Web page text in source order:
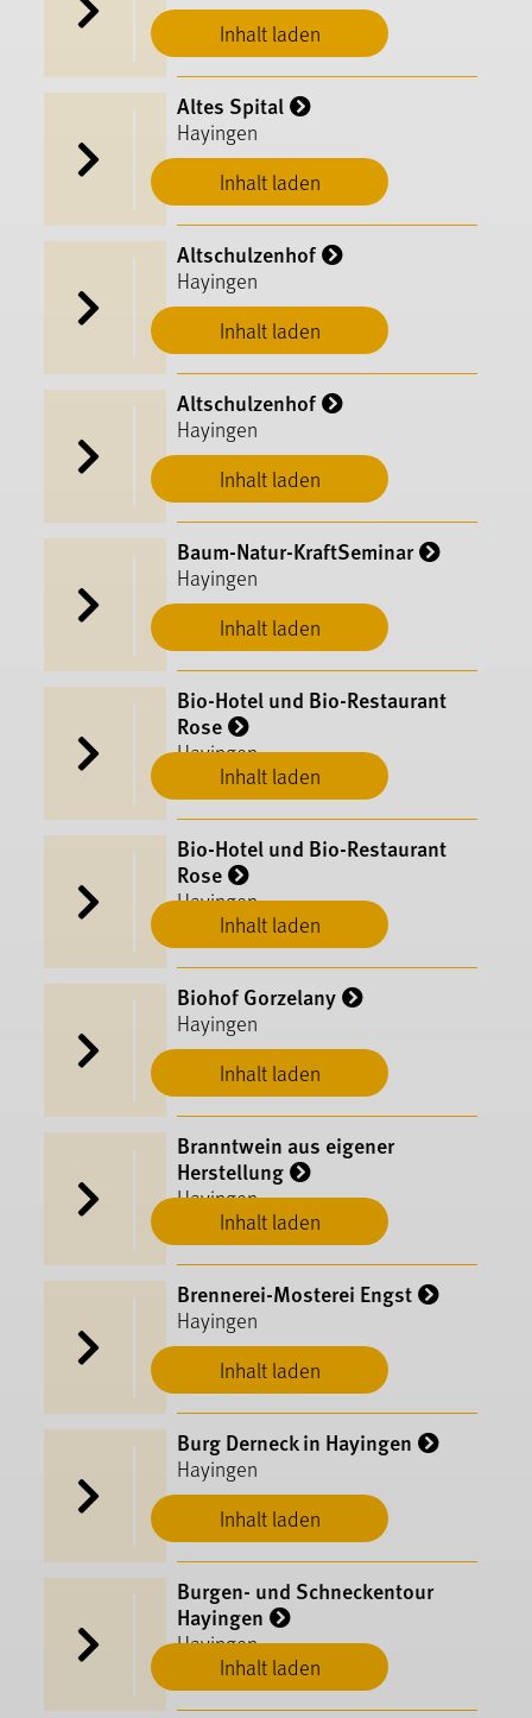
Inhalt laden
Inhalt laden
Altes Spital
Hayingen
Inhalt laden
Altschulzenhof
Hayingen
Inhalt laden
Altschulzenhof
Hayingen
Inhalt laden
Baum-Natur-KraftSeminar
Hayingen
Inhalt laden
Bio-Hotel und Bio-Restaurant
Rose
Hayingen
Inhalt laden
Bio-Hotel und Bio-Restaurant
Rose
Hayingen
Inhalt laden
Biohof Gorzelany
Hayingen
Inhalt laden
Branntwein aus eigener
Herstellung
Hayingen
Inhalt laden
Brennerei-Mosterei Engst
Hayingen
Inhalt laden
Burg Derneck in Hayingen
Hayingen
Inhalt laden
Burgen- und Schneckentour
Hayingen
Hayingen